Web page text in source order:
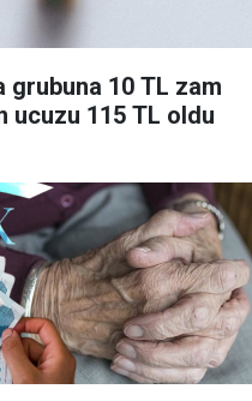
grubuna 10 TL zam
ucuzu 115 TL oldu